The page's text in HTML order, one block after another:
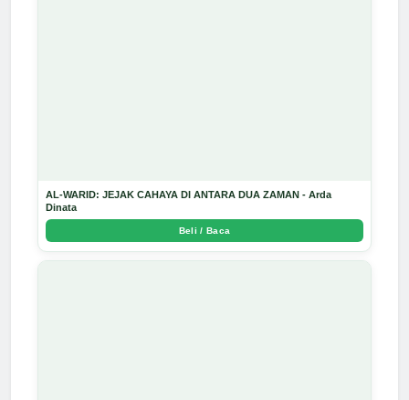
AL-WARID: JEJAK CAHAYA DI ANTARA DUA ZAMAN - Arda
Dinata
Beli / Baca